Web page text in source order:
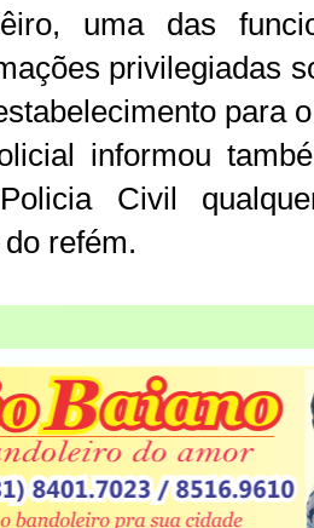
uma das
privilegiadas
para
informou
Civil
refém.